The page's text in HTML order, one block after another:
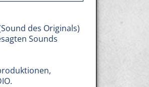
des Originals)
Sounds